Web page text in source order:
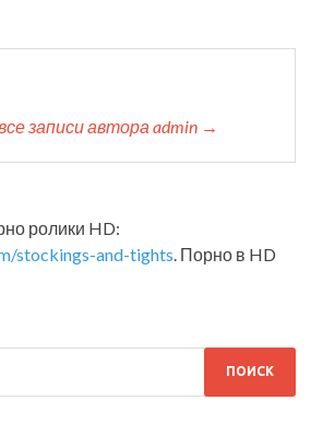
записи автора admin →
ролики HD:
stockings-and-tights . Порно в HD